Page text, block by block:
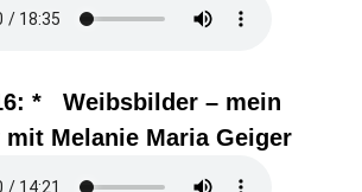
*
Weibsbilder – mein
Melanie Maria Geiger